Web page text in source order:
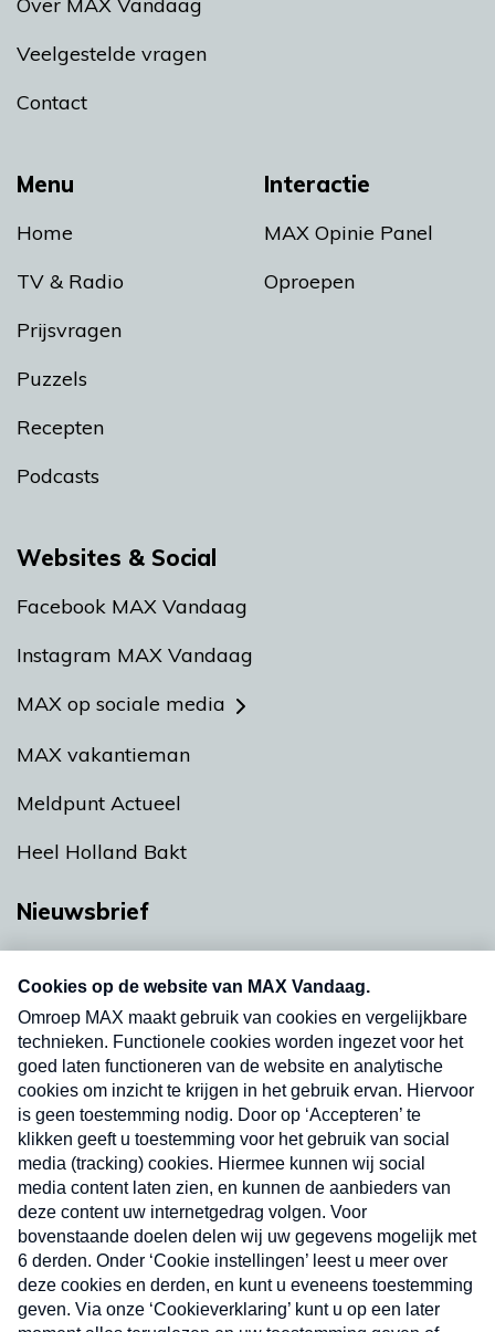
Menu
Home
TV & Radio
Prijsvragen
Puzzels
Recepten
Podcasts
Interactie
MAX Opinie Panel
Oproepen
Over MAX Vandaag
Veelgestelde vragen
Contact
Websites & Social
Facebook MAX Vandaag
Instagram MAX Vandaag
MAX op sociale media
MAX vakantieman
Meldpunt Actueel
Heel Holland Bakt
Nieuwsbrief
nieuwsbrief. Elke vrijdag- en dinsdagochtend in
uw mailbox.
Verzend
Nieuwsbrief
Neem hier een gratis abonnement op onze